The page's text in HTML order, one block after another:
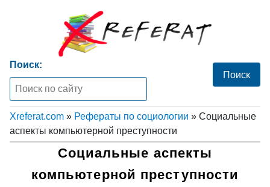
Поиск:
Xreferat.com » Рефераты по социологии » Социальные
аспекты компьютерной преступности
Социальные аспекты
компьютерной преступности